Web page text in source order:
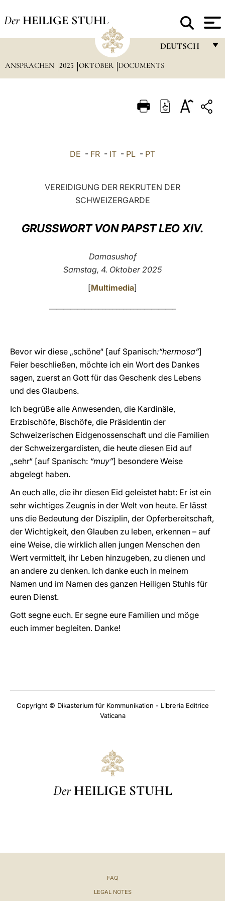
Der HEILIGE STUHL
DEUTSCH
FRANÇAIS
ITALIANO
POLSKI
中文
ANSPRACHEN 2025 OKTOBER DOCUMENTS
DE - FR - IT - PL - PT
VEREIDIGUNG DER REKRUTEN DER
SCHWEIZERGARDE
GRUSSWORT VON PAPST LEO XIV.
Damasushof
Samstag, 4. Oktober 2025
[Multimedia]
Bevor wir diese „schöne“ [auf Spanisch:“hermosa”]
Feier beschließen, möchte ich ein Wort des Dankes
sagen, zuerst an Gott für das Geschenk des Lebens
und des Glaubens.
Ich begrüße alle Anwesenden, die Kardinäle,
Erzbischöfe, Bischöfe, die Präsidentin der
Schweizerischen Eidgenossenschaft und die Familien
der Schweizergardisten, die heute diesen Eid auf
„sehr“ [auf Spanisch: “muy”] besondere Weise
abgelegt haben.
An euch alle, die ihr diesen Eid geleistet habt: Er ist ein
sehr wichtiges Zeugnis in der Welt von heute. Er lässt
uns die Bedeutung der Disziplin, der Opferbereitschaft,
der Wichtigkeit, den Glauben zu leben, erkennen – auf
eine Weise, die wirklich allen jungen Menschen den
Wert vermittelt, ihr Leben hinzugeben, zu dienen und
an andere zu denken. Ich danke euch in meinem
Namen und im Namen des ganzen Heiligen Stuhls für
euren Dienst.
Gott segne euch. Er segne eure Familien und möge
euch immer begleiten. Danke!
Copyright © Dikasterium für Kommunikation - Libreria Editrice
Vaticana
Der HEILIGE STUHL
FAQ
LEGAL NOTES